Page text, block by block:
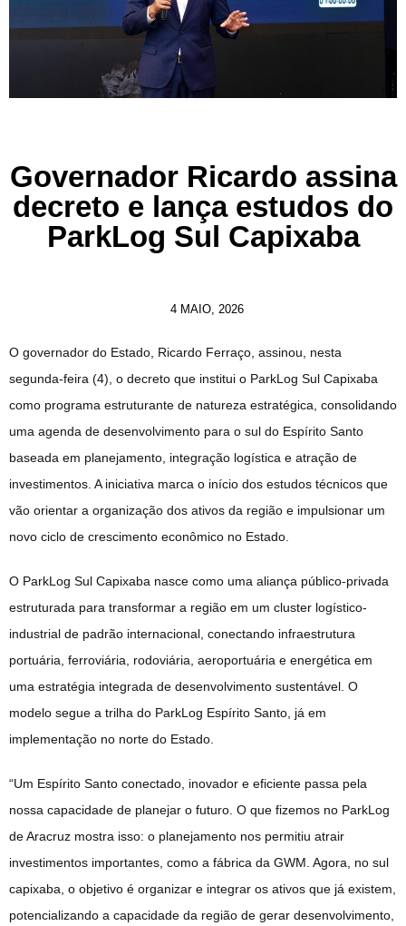
Governador Ricardo assina
decreto e lança estudos do
ParkLog Sul Capixaba
4 MAIO, 2026
O governador do Estado, Ricardo Ferraço, assinou, nesta
segunda-feira (4), o decreto que institui o ParkLog Sul Capixaba
como programa estruturante de natureza estratégica, consolidando
uma agenda de desenvolvimento para o sul do Espírito Santo
baseada em planejamento, integração logística e atração de
investimentos. A iniciativa marca o início dos estudos técnicos que
vão orientar a organização dos ativos da região e impulsionar um
novo ciclo de crescimento econômico no Estado.
O ParkLog Sul Capixaba nasce como uma aliança público-privada
estruturada para transformar a região em um cluster logístico-
industrial de padrão internacional, conectando infraestrutura
portuária, ferroviária, rodoviária, aeroportuária e energética em
uma estratégia integrada de desenvolvimento sustentável. O
modelo segue a trilha do ParkLog Espírito Santo, já em
implementação no norte do Estado.
“Um Espírito Santo conectado, inovador e eficiente passa pela
nossa capacidade de planejar o futuro. O que fizemos no ParkLog
de Aracruz mostra isso: o planejamento nos permitiu atrair
investimentos importantes, como a fábrica da GWM. Agora, no sul
capixaba, o objetivo é organizar e integrar os ativos que já existem,
potencializando a capacidade da região de gerar desenvolvimento,